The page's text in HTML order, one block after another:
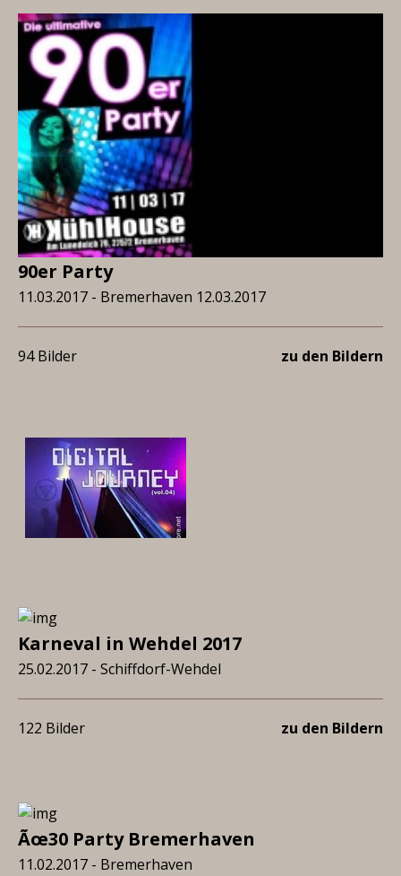
90er Party
11.03.2017 - Bremerhaven 12.03.2017
94 Bilder zu den Bildern
Karneval in Wehdel 2017
25.02.2017 - Schiffdorf-Wehdel
122 Bilder zu den Bildern
Ãœ30 Party Bremerhaven
11.02.2017 - Bremerhaven